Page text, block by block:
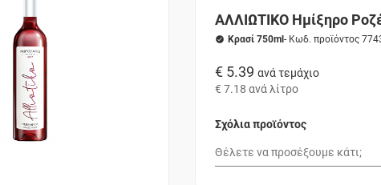
ΑΛΛΙΩΤΙΚΟ Ημίξηρο
Κρασί 750ml - Κωδ. προϊόντος
€ 5.39 ανά τεμάχιο
€ 7.18 ανά λίτρο
Σχόλια προϊόντος